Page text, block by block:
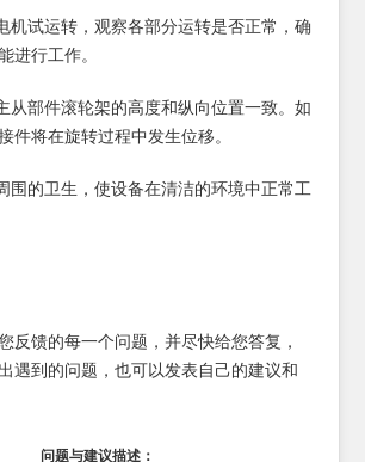
机试运转，观察各部分运转是否正常，确
进行工作。
从部件滚轮架的高度和纵向位置一致。如
件将在旋转过程中发生位移。
围的卫生，使设备在清洁的环境中正常工
反馈的每一个问题，并尽快给您答复，
遇到的问题，也可以发表自己的建议和
问题与建议描述：